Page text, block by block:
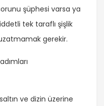
şüphesi varsa ya
tek taraflı şişlik
gerekir.
ve dizin üzerine